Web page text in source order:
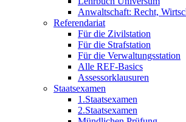
Anwaltschaft: Recht,
Referendariat
Für die Zivilstation
Für die Strafstation
Für die Verwaltungsstation
Alle REF-Basics
Assessorklausuren
Staatsexamen
1.Staatsexamen
2.Staatsexamen